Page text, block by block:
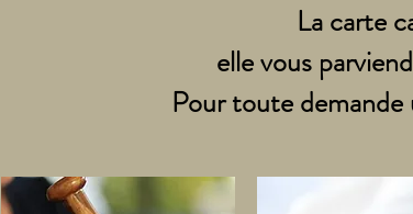
La carte
elle vous
Pour toute